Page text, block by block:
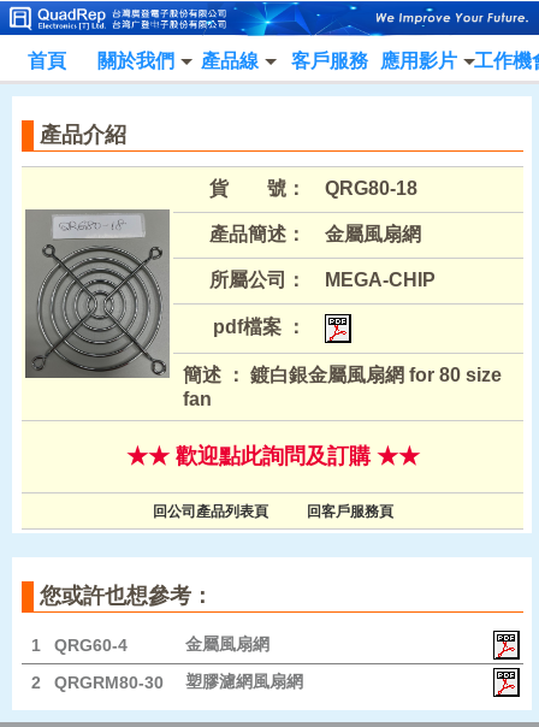
首頁 關於我們 產品線 客戶服務 應用影片 工作機
產品介紹
貨 號： QRG80-18
產品簡述： 金屬風扇網
所屬公司： MEGA-CHIP
pdf檔案 ：
簡述 ： 鍍白銀金屬風扇網 for 80 size
fan
★★ 歡迎點此詢問及訂購 ★★
回公司產品列表頁 回客戶服務頁
您或許也想參考：
1 QRG60-4
金屬風扇網
2
QRGRM80-30 塑膠濾網風扇網